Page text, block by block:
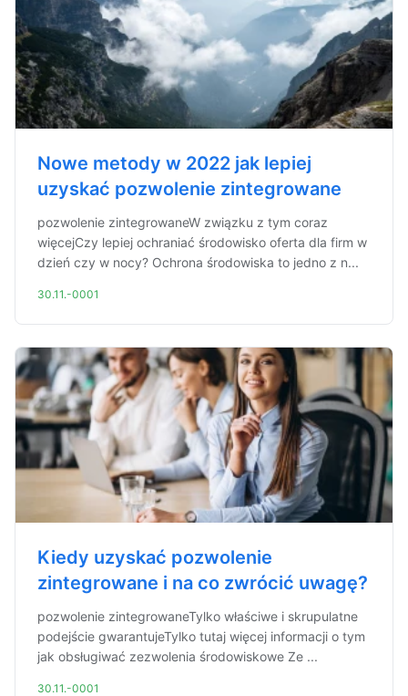
Nowe metody w 2022 jak lepiej
uzyskać pozwolenie zintegrowane
pozwolenie zintegrowaneW związku z tym coraz
więcejCzy lepiej ochraniać środowisko oferta dla firm w
dzień czy w nocy? Ochrona środowiska to jedno z n...
30.11.-0001
Kiedy uzyskać pozwolenie
zintegrowane i na co zwrócić uwagę?
pozwolenie zintegrowaneTylko właściwe i skrupulatne
podejście gwarantujeTylko tutaj więcej informacji o tym
jak obsługiwać zezwolenia środowiskowe Ze ...
30.11.-0001